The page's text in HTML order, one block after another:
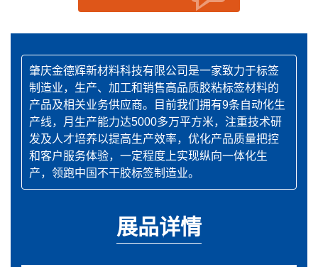
肇庆金德辉新材料科技有限公司是一家致力于标签
制造业，生产、加工和销售高品质胶粘标签材料的
产品及相关业务供应商。目前我们拥有9条自动化生
产线，月生产能力达5000多万平方米，注重技术研
发及人才培养以提高生产效率，优化产品质量把控
和客户服务体验，一定程度上实现纵向一体化生
产，领跑中国不干胶标签制造业。
展品详情